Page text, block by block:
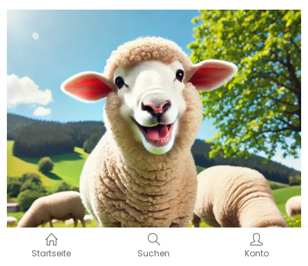
Startseite Suchen Konto